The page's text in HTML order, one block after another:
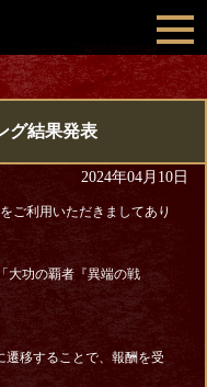
グ結果発表
2024年04月10日
ご利用いただきましてあり
大功の覇者『異端の戦
遷移することで、報酬を受